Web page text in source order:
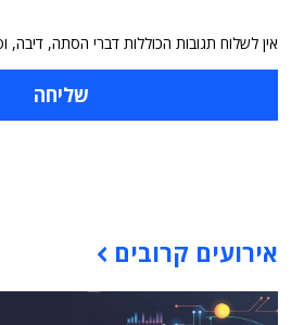
אין לשלוח תגובות הכוללות דברי הסתה, דיבה,
אירועים קרובים